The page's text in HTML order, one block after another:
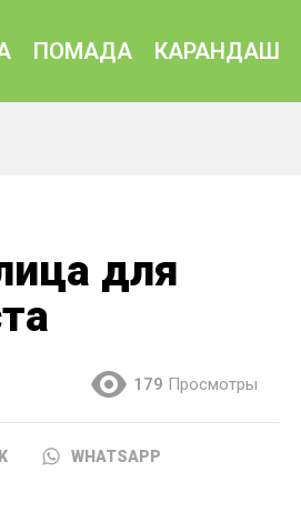
ПОМАДА КАРАНДАШ
для
179 Просмотры
WHATSAPP